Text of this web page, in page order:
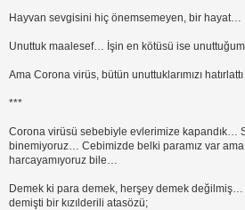
Hayvan sevgisini hiç önemsemeyen, bir hayat…
Unuttuk maalesef… İşin en kötüsü ise
Ama Corona virüs, bütün unuttuklarımızı
***
Corona virüsü sebebiyle evlerimize kapandık…
binemiyoruz… Cebimizde belki paramız var ama
harcayamıyoruz bile…
Demek ki para demek, herşey demek
demişti bir kızılderili atasözü;